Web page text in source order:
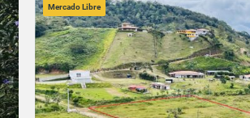
Mercado Libre